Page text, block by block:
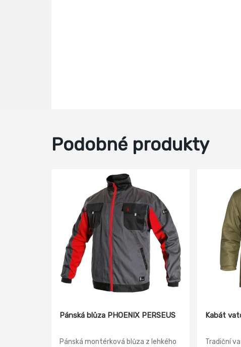
Podobné produkty
Pánská blůza PHOENIX PERSEUS
Pánská montérková blůza z lehkého
Kabát
Tradiční